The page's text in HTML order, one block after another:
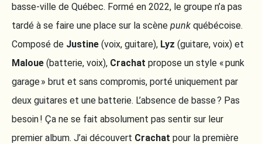
basse-ville de Québec. Formé en 2022, le groupe n’a pas
tardé à se faire une place sur la scène punk québécoise.
Composé de Justine (voix, guitare), Lyz (guitare, voix) et
Maloue (batterie, voix), Crachat propose un style « punk
garage » brut et sans compromis, porté uniquement par
deux guitares et une batterie. L’absence de basse ? Pas
besoin ! Ça ne se fait absolument pas sentir sur leur
premier album. J’ai découvert Crachat pour la première